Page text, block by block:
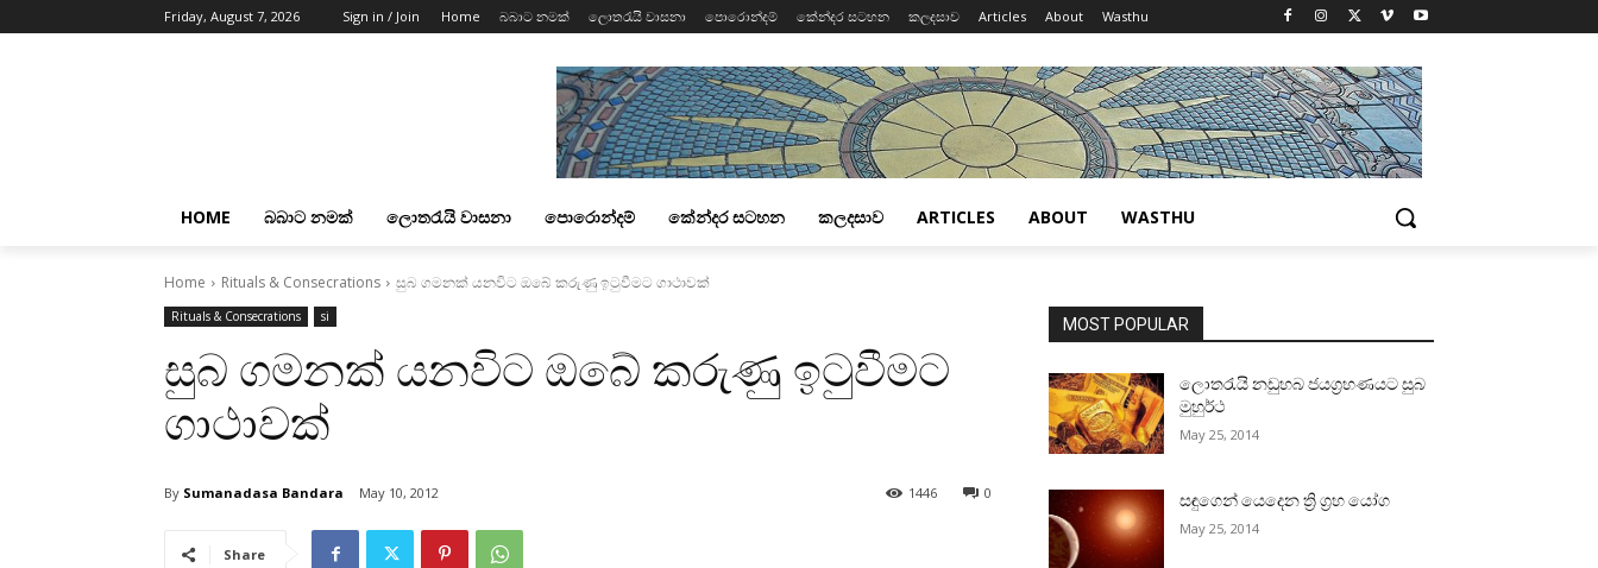
Friday, August 7, 2026 Sign in / Join Home බබාට නමක් ලොතරැයි වාසනා පොරොන්දම් කේන්දර සටහන කලදසාව Articles About Wasthu
HOME බබාට නමක් ලොතරැයි වාසනා පොරොන්දම් කේන්දර සටහන කලදසාව ARTICLES ABOUT WASTHU
Home Rituals & Consecrations සුබ ගමනක්‌ යනවිට ඔබේ කරුණු ඉටුවීමට ගාථාවක්‌
Rituals & Consecrations si
සුබ ගමනක්‌ යනවිට ඔබේ කරුණු ඉටුවීමට
ගාථාවක්‌
By Sumanadasa Bandara May 10, 2012 0
1446
Share
MOST POPULAR
ලොතරැයි නඩුහබ ජයග්‍රහණයට සුබ
මුහුර්ථ
May 25, 2014
සඳුගෙන් යෙදෙන ත්‍රි ග්‍රහ යෝග
May 25, 2014